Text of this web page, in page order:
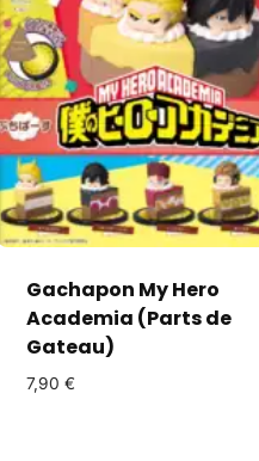
Gachapon My Hero
Academia (Parts de
Gateau)
7,90 €